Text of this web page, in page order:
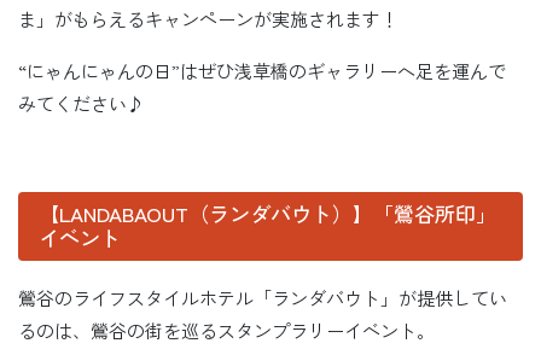
ま」がもらえるキャンペーンが実施されます！
“にゃんにゃんの日”はぜひ浅草橋のギャラリーへ足を運んで
みてください♪
【LANDABAOUT（ランダバウト）】「鶯谷所印」
イベント
鶯谷のライフスタイルホテル「ランダバウト」が提供してい
るのは、鶯谷の街を巡るスタンプラリーイベント。